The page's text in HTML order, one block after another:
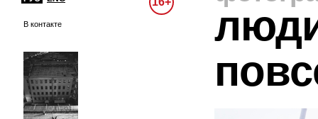
В контакте